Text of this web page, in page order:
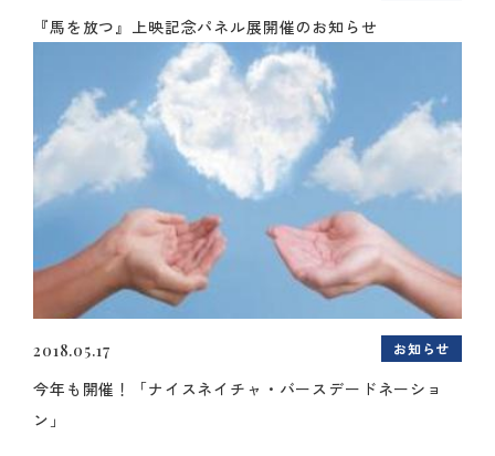
『馬を放つ』上映記念パネル展開催のお知らせ
2018.05.17 お知らせ
今年も開催！「ナイスネイチャ・バースデードネーショ
ン」